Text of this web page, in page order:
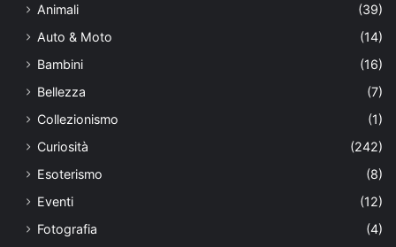
Animali
(39)
Auto & Moto
(14)
Bambini
(16)
Bellezza
(7)
Collezionismo
(1)
Curiosità
(242)
Esoterismo
(8)
Eventi
(12)
Fotografia
(4)